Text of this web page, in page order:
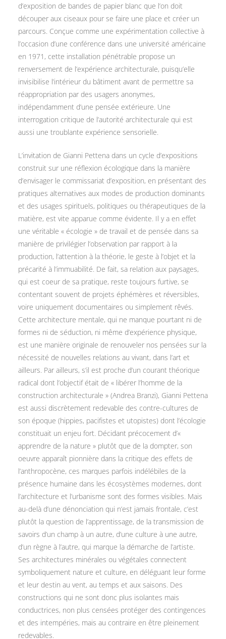
d’exposition de bandes de papier blanc que l’on doit
découper aux ciseaux pour se faire une place et créer un
parcours. Conçue comme une expérimentation collective à
l’occasion d’une conférence dans une université américaine
en 1971, cette installation pénétrable propose un
renversement de l’expérience architecturale, puisqu’elle
invisibilise l’intérieur du bâtiment avant de permettre sa
réappropriation par des usagers anonymes,
indépendamment d’une pensée extérieure. Une
interrogation critique de l’autorité architecturale qui est
aussi une troublante expérience sensorielle.
L’invitation de Gianni Pettena dans un cycle d’expositions
construit sur une réflexion écologique dans la manière
d’envisager le commissariat d’exposition, en présentant des
pratiques alternatives aux modes de production dominants
et des usages spirituels, politiques ou thérapeutiques de la
matière, est vite apparue comme évidente. Il y a en effet
une véritable « écologie » de travail et de pensée dans sa
manière de privilégier l’observation par rapport à la
production, l’attention à la théorie, le geste à l’objet et la
précarité à l’immuabilité. De fait, sa relation aux paysages,
qui est coeur de sa pratique, reste toujours furtive, se
contentant souvent de projets éphémères et réversibles,
voire uniquement documentaires ou simplement rêvés.
Cette architecture mentale, qui ne manque pourtant ni de
formes ni de séduction, ni même d’expérience physique,
est une manière originale de renouveler nos pensées sur la
nécessité de nouvelles relations au vivant, dans l’art et
ailleurs. Par ailleurs, s’il est proche d’un courant théorique
radical dont l’objectif était de « libérer l’homme de la
construction architecturale » (Andrea Branzi), Gianni Pettena
est aussi discrètement redevable des contre-cultures de
son époque (hippies, pacifistes et utopistes) dont l’écologie
constituait un enjeu fort. Décidant précocement d’«
apprendre de la nature » plutôt que de la dompter, son
oeuvre apparaît pionnière dans la critique des effets de
l’anthropocène, ces marques parfois indélébiles de la
présence humaine dans les écosystèmes modernes, dont
l’architecture et l’urbanisme sont des formes visibles. Mais
au-delà d’une dénonciation qui n’est jamais frontale, c’est
plutôt la question de l’apprentissage, de la transmission de
savoirs d’un champ à un autre, d’une culture à une autre,
d’un règne à l’autre, qui marque la démarche de l’artiste.
Ses architectures minérales ou végétales connectent
symboliquement nature et culture, en déléguant leur forme
et leur destin au vent, au temps et aux saisons. Des
constructions qui ne sont donc plus isolantes mais
conductrices, non plus censées protéger des contingences
et des intempéries, mais au contraire en être pleinement
redevables.